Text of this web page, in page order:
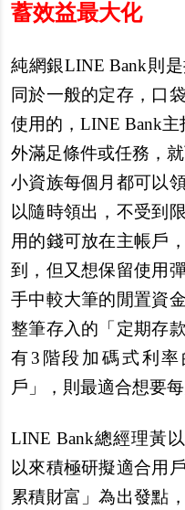
蓄效益最大化
純網銀LINE Bank則
同於一般的定存，口
使用的，LINE Bank
外滿足條件或任務，
小資族每個月都可以
以隨時領出，不受到
用的錢可放在主帳戶
到，但又想保留使用
手中較大筆的閒置資
整筆存入的「定期存
有3階段加碼式利
戶」，則最適合想要
LINE Bank總經理黃
以來積極研擬適合用
累積財富」為出發點